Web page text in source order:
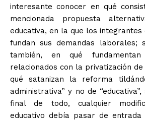
interesante conocer en qué
mencionada propuesta
educativa, en la que los integrantes
fundan sus demandas laborales;
también, en qué fundamentan
relacionados con la privatización
qué satanizan la reforma
administrativa” y no de
final de todo, cualquier
educativo debía pasar de